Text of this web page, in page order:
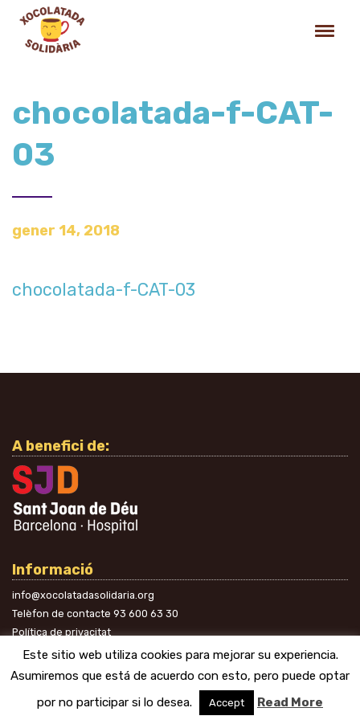
chocolatada-f-CAT-
03
gener 14, 2018
chocolatada-f-CAT-03
A benefici de:
Informació
info@xocolatadasolidaria.org
Telèfon de contacte 93 600 63 30
Política de privacitat
A les xarxes
Este sitio web utiliza cookies para mejorar su experiencia.
Asumiremos que está de acuerdo con esto, pero puede optar
por no participar si lo desea.
Accept Read More